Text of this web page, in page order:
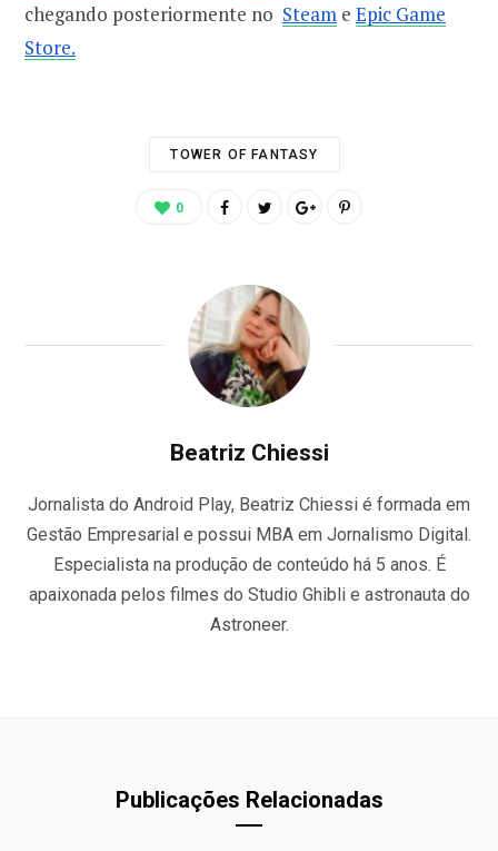
chegando posteriormente no Steam e Epic Game
Store.
TOWER OF FANTASY
0
Beatriz Chiessi
Jornalista do Android Play, Beatriz Chiessi é formada em
Gestão Empresarial e possui MBA em Jornalismo Digital.
Especialista na produção de conteúdo há 5 anos. É
apaixonada pelos filmes do Studio Ghibli e astronauta do
Astroneer.
Publicações Relacionadas